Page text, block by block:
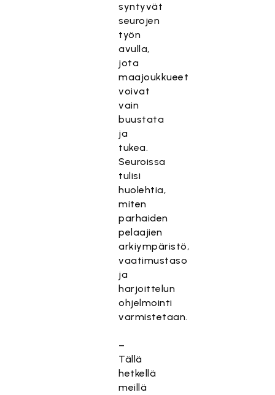
syntyvät
seurojen
työn
avulla,
jota
maajoukkueet
voivat
vain
buustata
ja
tukea.
Seuroissa
tulisi
huolehtia,
miten
parhaiden
pelaajien
arkiympäristö,
vaatimustaso
ja
harjoittelun
ohjelmointi
varmistetaan.
–
Tällä
hetkellä
meillä